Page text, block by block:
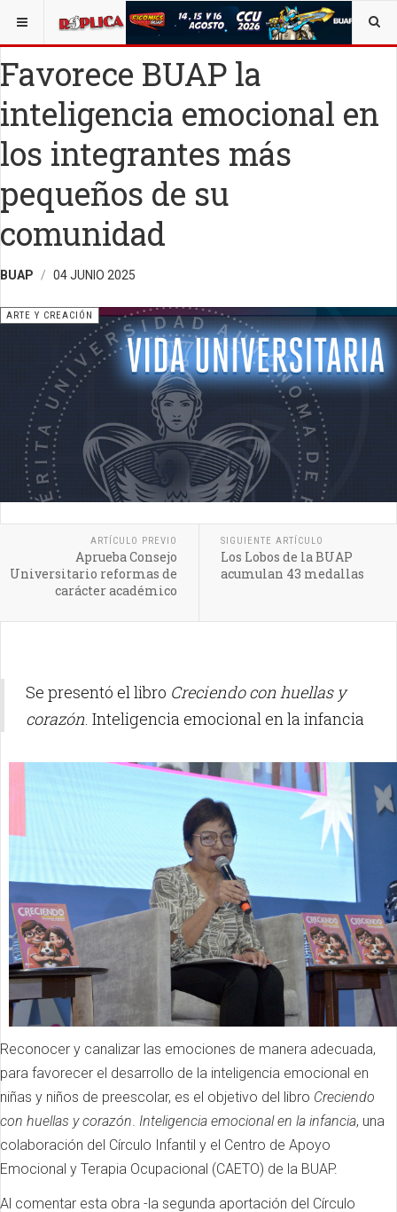
ESTÁ AQUÍ: ARTE
Favorece BUAP la
inteligencia emocional en
los integrantes más
pequeños de su
comunidad
BUAP 04 JUNIO 2025
ARTE Y CREACIÓN
ARTÍCULO PREVIO
Aprueba Consejo
Universitario reformas de
carácter académico
SIGUIENTE ARTÍCULO
Los Lobos de la BUAP
acumulan 43 medallas
Se presentó el libro Creciendo con huellas y
corazón . Inteligencia emocional en la infancia
Reconocer y canalizar las emociones de manera adecuada,
para favorecer el desarrollo de la inteligencia emocional en
niñas y niños de preescolar, es el objetivo del libro Creciendo
con huellas y corazón. Inteligencia emocional en la infancia, una
colaboración del Círculo Infantil y el Centro de Apoyo
Emocional y Terapia Ocupacional (CAETO) de la BUAP.
Al comentar esta obra -la segunda aportación del Círculo